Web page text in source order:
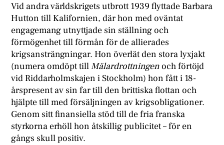
Vid andra världskrigets utbrott 1939 flyttade Barbara
Hutton till Kalifornien, där hon med oväntat
engagemang utnyttjade sin ställning och
förmögenhet till förmån för de allierades
krigsansträngningar. Hon överlät den stora lyxjakt
(numera omdöpt tillMälardrottningenoch förtöjd
vid Riddarholmskajen i Stockholm) hon fått i 18-
årspresent av sin far till den brittiska flottan och
hjälpte till med försäljningen av krigsobligationer.
Genom sitt finansiella stöd till de fria franska
styrkorna erhöll hon åtskillig publicitet – för en
gångs skull positiv.